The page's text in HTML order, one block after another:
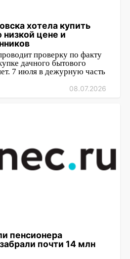
хотела купить
низкой цене и
проверку по факту
дачного бытового
7 июля в дежурную часть
08.07.2026
пенсионера
почти 14 млн